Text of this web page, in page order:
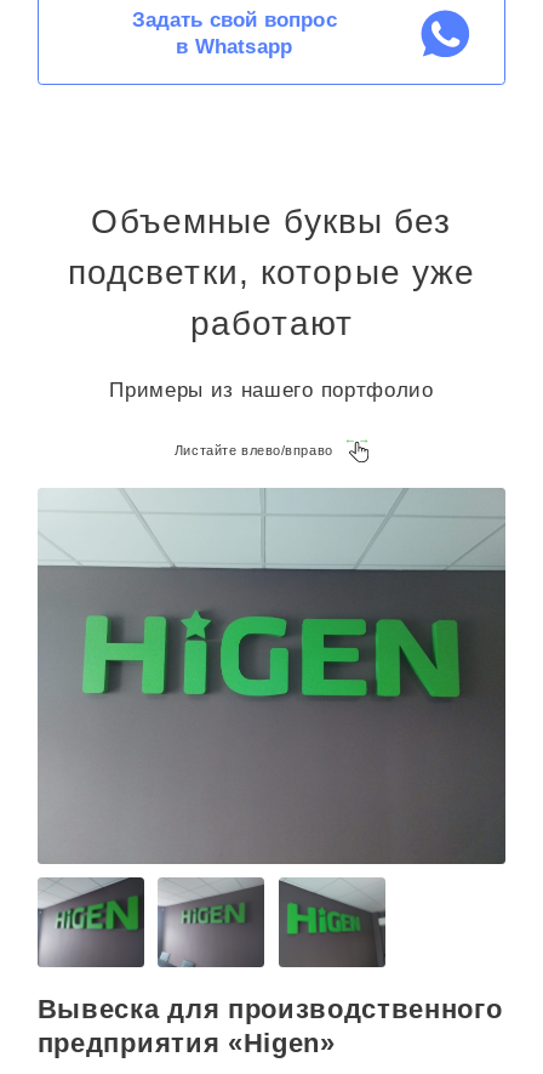
Задать свой вопрос
в Whatsapp
Объемные буквы без
подсветки, которые уже
работают
Примеры из нашего портфолио
Листайте влево/вправо
Вывеска для производственного
предприятия «Higen»